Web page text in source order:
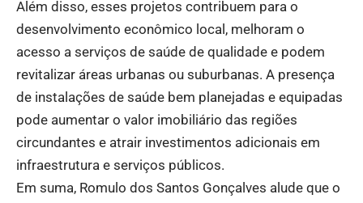
Além disso, esses projetos contribuem para o
desenvolvimento econômico local, melhoram o
acesso a serviços de saúde de qualidade e podem
revitalizar áreas urbanas ou suburbanas. A presença
de instalações de saúde bem planejadas e equipadas
pode aumentar o valor imobiliário das regiões
circundantes e atrair investimentos adicionais em
infraestrutura e serviços públicos.
Em suma, Romulo dos Santos Gonçalves alude que o